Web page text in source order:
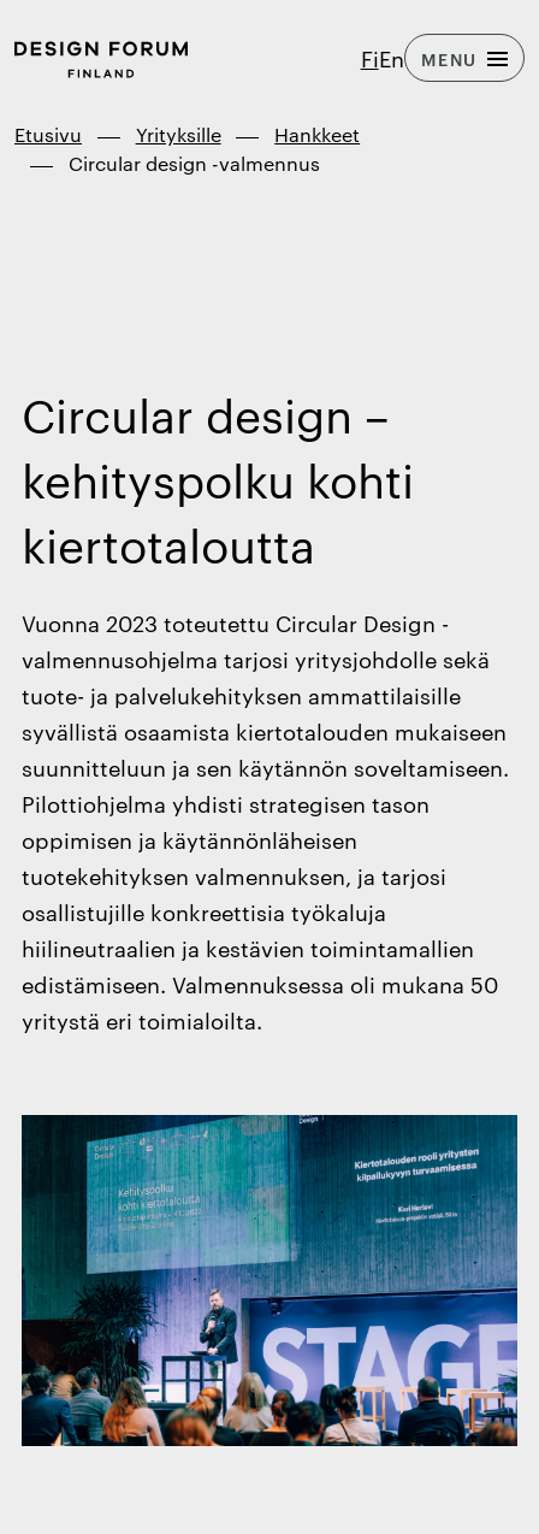
suoraan
↓
Design
Finland
FiEn MENU
Etusivu Yrityksille
Hankkeet
Circular design -valmennus
Circular design –
kehityspolku kohti
kiertotaloutta
Vuonna 2023 toteutettu Circular Design -
valmennusohjelma tarjosi yritysjohdolle sekä
tuote- ja palvelukehityksen ammattilaisille
syvällistä osaamista kiertotalouden mukaiseen
suunnitteluun ja sen käytännön soveltamiseen.
Pilottiohjelma yhdisti strategisen tason
oppimisen ja käytännönläheisen
tuotekehityksen valmennuksen, ja tarjosi
osallistujille konkreettisia työkaluja
hiilineutraalien ja kestävien toimintamallien
edistämiseen. Valmennuksessa oli mukana 50
yritystä eri toimialoilta.